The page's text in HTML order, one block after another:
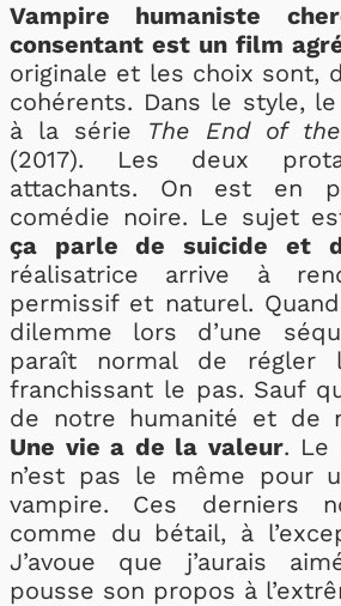
Vampire humaniste
consentant est un film
originale et les choix sont,
cohérents. Dans le style,
à la série The End of
(2017). Les deux
attachants. On est en
comédie noire. Le sujet
ça parle de suicide et
réalisatrice arrive à
permissif et naturel.
dilemme lors d’une
paraît normal de régler
franchissant le pas. Sauf
de notre humanité et de
Une vie a de la valeur. Le
n’est pas le même pour
vampire. Ces derniers
comme du bétail, à
J’avoue que j’aurais
pousse son propos à